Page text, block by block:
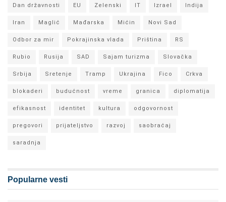
Dan državnosti EU Zelenski IT Izrael Indija
Iran Maglić Mađarska Mićin Novi Sad
Odbor za mir Pokrajinska vlada Priština RS
Rubio Rusija SAD Sajam turizma Slovačka
Srbija Sretenje Tramp Ukrajina Fico Crkva
blokaderi budućnost vreme granica diplomatija
efikasnost identitet kultura odgovornost
pregovori prijateljstvo razvoj saobraćaj
saradnja
Popularne vesti